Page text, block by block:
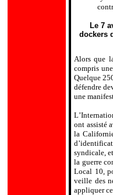
Le 7
dockers
Alors que
compris
Quelque
défendre
une
L’
ont assisté
la
d’
syndicale,
la guerre
Local 10,
veille des
appliquer